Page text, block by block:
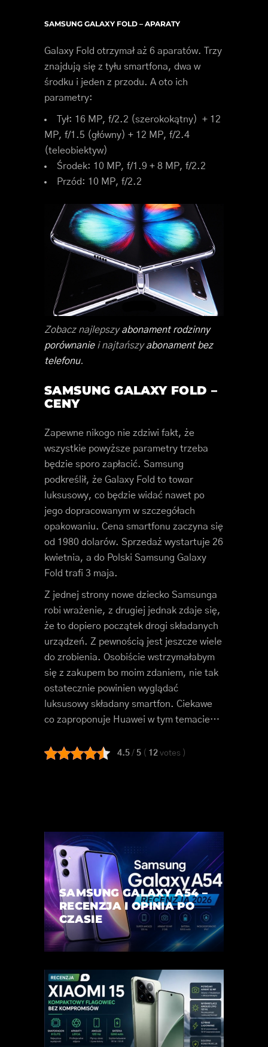
SAMSUNG GALAXY FOLD – APARATY
Galaxy Fold otrzymał aż 6 aparatów. Trzy
znajdują się z tyłu smartfona, dwa w
środku i jeden z przodu. A oto ich
parametry:
Tył: 16 MP, f/2.2 (szerokokątny) + 12
MP, f/1.5 (główny) + 12 MP, f/2.4
(teleobiektyw)
Środek: 10 MP, f/1.9 + 8 MP, f/2.2
Przód: 10 MP, f/2.2
Zobacz najlepszyabonament rodzinny
porównaniei najtańszyabonament bez
telefonu.
SAMSUNG GALAXY FOLD –
CENY
Zapewne nikogo nie zdziwi fakt, że
wszystkie powyższe parametry trzeba
będzie sporo zapłacić. Samsung
podkreślił, że Galaxy Fold to towar
luksusowy, co będzie widać nawet po
jego dopracowanym w szczegółach
opakowaniu. Cena smartfonu zaczyna się
od 1980 dolarów. Sprzedaż wystartuje 26
kwietnia, a do Polski Samsung Galaxy
Fold trafi 3 maja.
Z jednej strony nowe dziecko Samsunga
robi wrażenie, z drugiej jednak zdaje się,
że to dopiero początek drogi składanych
urządzeń. Z pewnością jest jeszcze wiele
do zrobienia. Osobiście wstrzymałabym
się z zakupem bo moim zdaniem, nie tak
ostatecznie powinien wyglądać
luksusowy składany smartfon. Ciekawe
co zaproponuje Huawei w tym temacie…
4.5 / 5 ( 12 votes )
SAMSUNG GALAXY A54 –
RECENZJA I OPINIA PO
CZASIE